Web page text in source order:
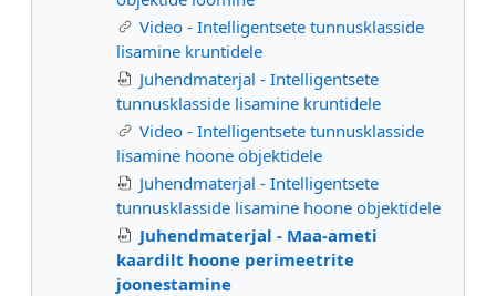
Video - Intelligentsete tunnusklasside
lisamine kruntidele
Juhendmaterjal - Intelligentsete
tunnusklasside lisamine kruntidele
Video - Intelligentsete tunnusklasside
lisamine hoone objektidele
Juhendmaterjal - Intelligentsete
tunnusklasside lisamine hoone objektidele
Juhendmaterjal - Maa-ameti
kaardilt hoone perimeetrite
joonestamine